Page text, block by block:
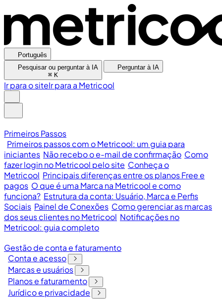
Português
Pesquisar ou perguntar à IA
⌘ K
Perguntar à IA
Ir para o siteIr para a Metricool
Primeiros Passos
Primeiros passos com o Metricool: um guia para
iniciantes Não recebo o e-mail de confirmação Como
fazer login no Metricool pelo site Conheça o
Metricool Principais diferenças entre os planos Free e
pagos O que é uma Marca na Metricool e como
funciona? Estrutura da conta: Usuário, Marca e Perfis
Sociais Painel de Conexões Como gerenciar as marcas
dos seus clientes no Metricool Notificações no
Metricool: guia completo
Gestão de conta e faturamento
Conta e acesso
Marcas e usuários
Planos e faturamento
Jurídico e privacidade